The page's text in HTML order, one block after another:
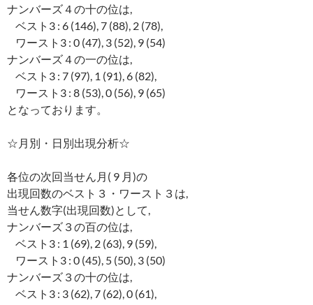
ナンバーズ４の十の位は,
ベスト3 : 6 (146), 7 (88), 2 (78),
ワースト3 : 0 (47), 3 (52), 9 (54)
ナンバーズ４の一の位は,
ベスト3 : 7 (97), 1 (91), 6 (82),
ワースト3 : 8 (53), 0 (56), 9 (65)
となっております。
☆月別・日別出現分析☆
各位の次回当せん月( 9 月)の
出現回数のベスト３・ワースト３は,
当せん数字(出現回数)として,
ナンバーズ３の百の位は,
ベスト3 : 1 (69), 2 (63), 9 (59),
ワースト3 : 0 (45), 5 (50), 3 (50)
ナンバーズ３の十の位は,
ベスト3 : 3 (62), 7 (62), 0 (61),